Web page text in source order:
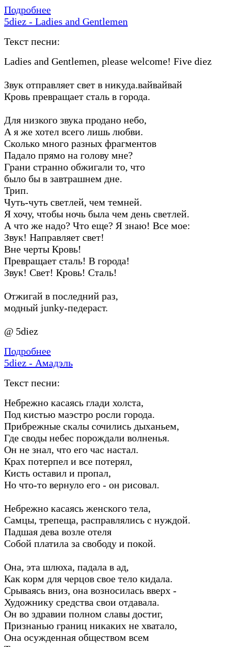
Подробнее
5diez - Ladies and Gentlemen
Текст песни:
Ladies and Gentlemen, please welcome! Five diez
Звук отправляет свет в никуда.вайвайвай
Кровь превращает сталь в города.
Для низкого звука продано небо,
А я же хотел всего лишь любви.
Сколько много разных фрагментов
Падало прямо на голову мне?
Грани странно обжигали то, что
было бы в завтрашнем дне.
Трип.
Чуть-чуть светлей, чем темней.
Я хочу, чтобы ночь была чем день светлей.
А что же надо? Что еще? Я знаю! Все мое:
Звук! Направляет свет!
Вне черты Кровь!
Превращает сталь! В города!
Звук! Свет! Кровь! Сталь!
Отжигай в последний раз,
модный junky-педераст.
@ 5diez
Подробнее
5diez - Амадэль
Текст песни:
Небрежно касаясь глади холста,
Под кистью маэстро росли города.
Прибрежные скалы сочились дыханьем,
Где своды небес порождали волненья.
Он не знал, что его час настал.
Крах потерпел и все потерял,
Кисть оставил и пропал,
Но что-то вернуло его - он рисовал.
Небрежно касаясь женского тела,
Самцы, трепеща, расправлялись с нуждой.
Падшая дева возле отеля
Собой платила за свободу и покой.
Она, эта шлюха, падала в ад,
Как корм для черцов свое тело кидала.
Срываясь вниз, она возносилась вверх -
Художнику средства свои отдавала.
Он во здравии полном славы достиг,
Признанью границ никаких не хватало,
Она осужденная обществом всем